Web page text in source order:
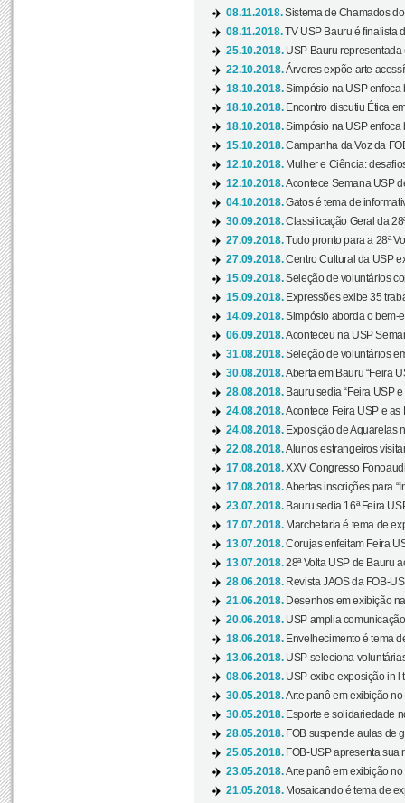
08.11.2018.Sistema de Chamados
08.11.2018.TV USP Bauru é finalista
25.10.2018. USP Bauru representada
22.10.2018.Árvores expõe arte
18.10.2018.Simpósio na USP enfoca
18.10.2018. Encontro discutiu Ética
18.10.2018.Simpósio na USP enfoca
15.10.2018.Campanha da Voz da
12.10.2018. Mulher e Ciência:
12.10.2018.Acontece Semana USP
04.10.2018.Gatos é tema de
30.09.2018.Classificação Geral da
27.09.2018.Tudo pronto para a 28ª
27.09.2018.Centro Cultural da USP
15.09.2018.Seleção de voluntários
15.09.2018. Expressões exibe 35
14.09.2018.Simpósio aborda o bem-
06.09.2018.Aconteceu na USP
31.08.2018.Seleção de voluntários
30.08.2018.Aberta em Bauru “Feira
28.08.2018. Bauru sedia “Feira USP
24.08.2018.Acontece Feira USP e as
24.08.2018. Exposição de Aquarelas
22.08.2018.Alunos estrangeiros
17.08.2018.XXV Congresso
17.08.2018.Abertas inscrições para
23.07.2018. Bauru sedia 16ª Feira
17.07.2018. Marchetaria é tema de
13.07.2018.Corujas enfeitam Feira
13.07.2018.28ª Volta USP de Bauru
28.06.2018. Revista JAOS da FOB-
21.06.2018. Desenhos em exibição
20.06.2018. USP amplia
18.06.2018. Envelhecimento é tema
13.06.2018. USP seleciona
08.06.2018. USP exibe exposição in l
30.05.2018.Arte panô em exibição no
30.05.2018. Esporte e solidariedade
28.05.2018. FOB suspende aulas de
25.05.2018. FOB-USP apresenta sua
23.05.2018.Arte panô em exibição no
21.05.2018. Mosaicando é tema de